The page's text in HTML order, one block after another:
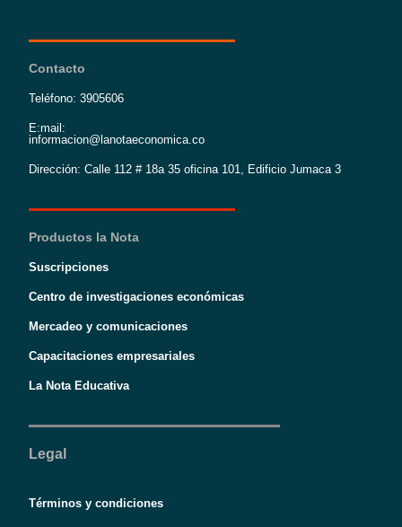
Contacto
Teléfono: 3905606
E:mail:
informacion@lanotaeconomica.co
Dirección: Calle 112 # 18a 35 oficina 101, Edificio Jumaca 3
Productos la Nota
Suscripciones
Centro de investigaciones económicas
Mercadeo y comunicaciones
Capacitaciones empresariales
La Nota Educativa
Legal
Términos y condiciones